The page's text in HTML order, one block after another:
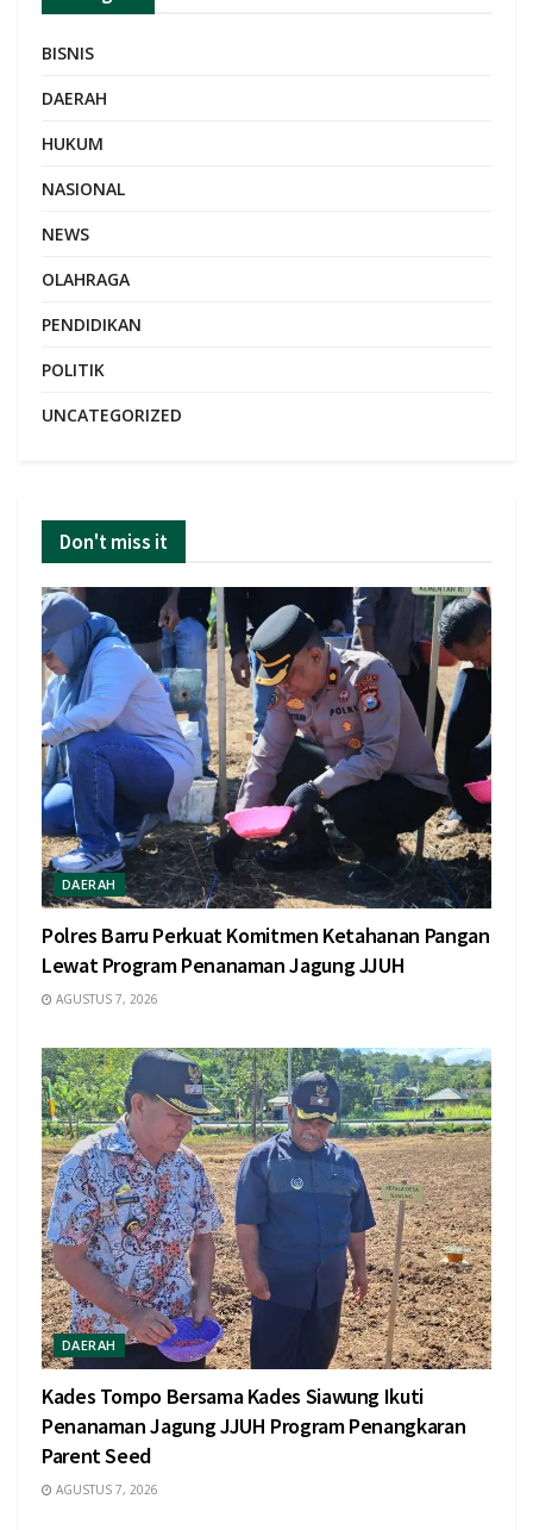
BISNIS
DAERAH
HUKUM
NASIONAL
NEWS
OLAHRAGA
PENDIDIKAN
POLITIK
UNCATEGORIZED
Don't miss it
DAERAH
Polres Barru Perkuat Komitmen Ketahanan Pangan
Lewat Program Penanaman Jagung JJUH
AGUSTUS 7, 2026
DAERAH
Kades Tompo Bersama Kades Siawung Ikuti
Penanaman Jagung JJUH Program Penangkaran
Parent Seed
AGUSTUS 7, 2026